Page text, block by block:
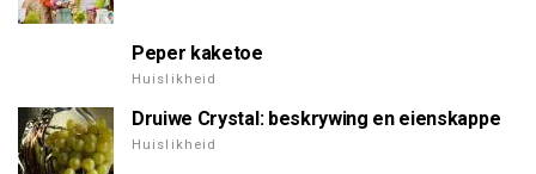
Peper kaketoe
Huislikheid
Druiwe Crystal: beskrywing en eienskappe
Huislikheid